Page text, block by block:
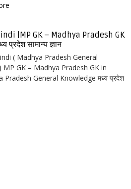
|MP GK – Madhya Pradesh GK
प्रदेश सामान्य ज्ञान
( Madhya Pradesh General
MP GK – Madhya Pradesh GK in
Pradesh General Knowledge मध्य प्रदेश